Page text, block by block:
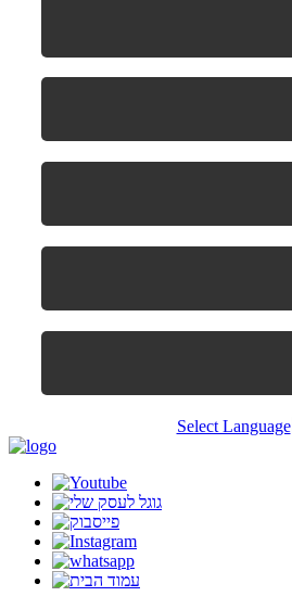
Select Language